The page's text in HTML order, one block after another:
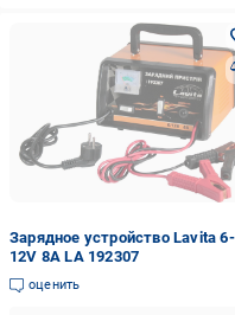
Зарядное устройство Lavita 6-
12V 8A LA 192307
оценить